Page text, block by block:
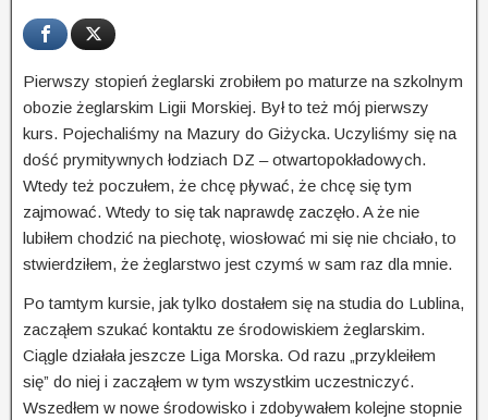
Pierwszy stopień żeglarski zrobiłem po maturze na szkolnym
obozie żeglarskim Ligii Morskiej. Był to też mój pierwszy
kurs. Pojechaliśmy na Mazury do Giżycka. Uczyliśmy się na
dość prymitywnych łodziach DZ – otwartopokładowych.
Wtedy też poczułem, że chcę pływać, że chcę się tym
zajmować. Wtedy to się tak naprawdę zaczęło. A że nie
lubiłem chodzić na piechotę, wiosłować mi się nie chciało, to
stwierdziłem, że żeglarstwo jest czymś w sam raz dla mnie.
Po tamtym kursie, jak tylko dostałem się na studia do Lublina,
zacząłem szukać kontaktu ze środowiskiem żeglarskim.
Ciągle działała jeszcze Liga Morska. Od razu „przykleiłem
się” do niej i zacząłem w tym wszystkim uczestniczyć.
Wszedłem w nowe środowisko i zdobywałem kolejne stopnie